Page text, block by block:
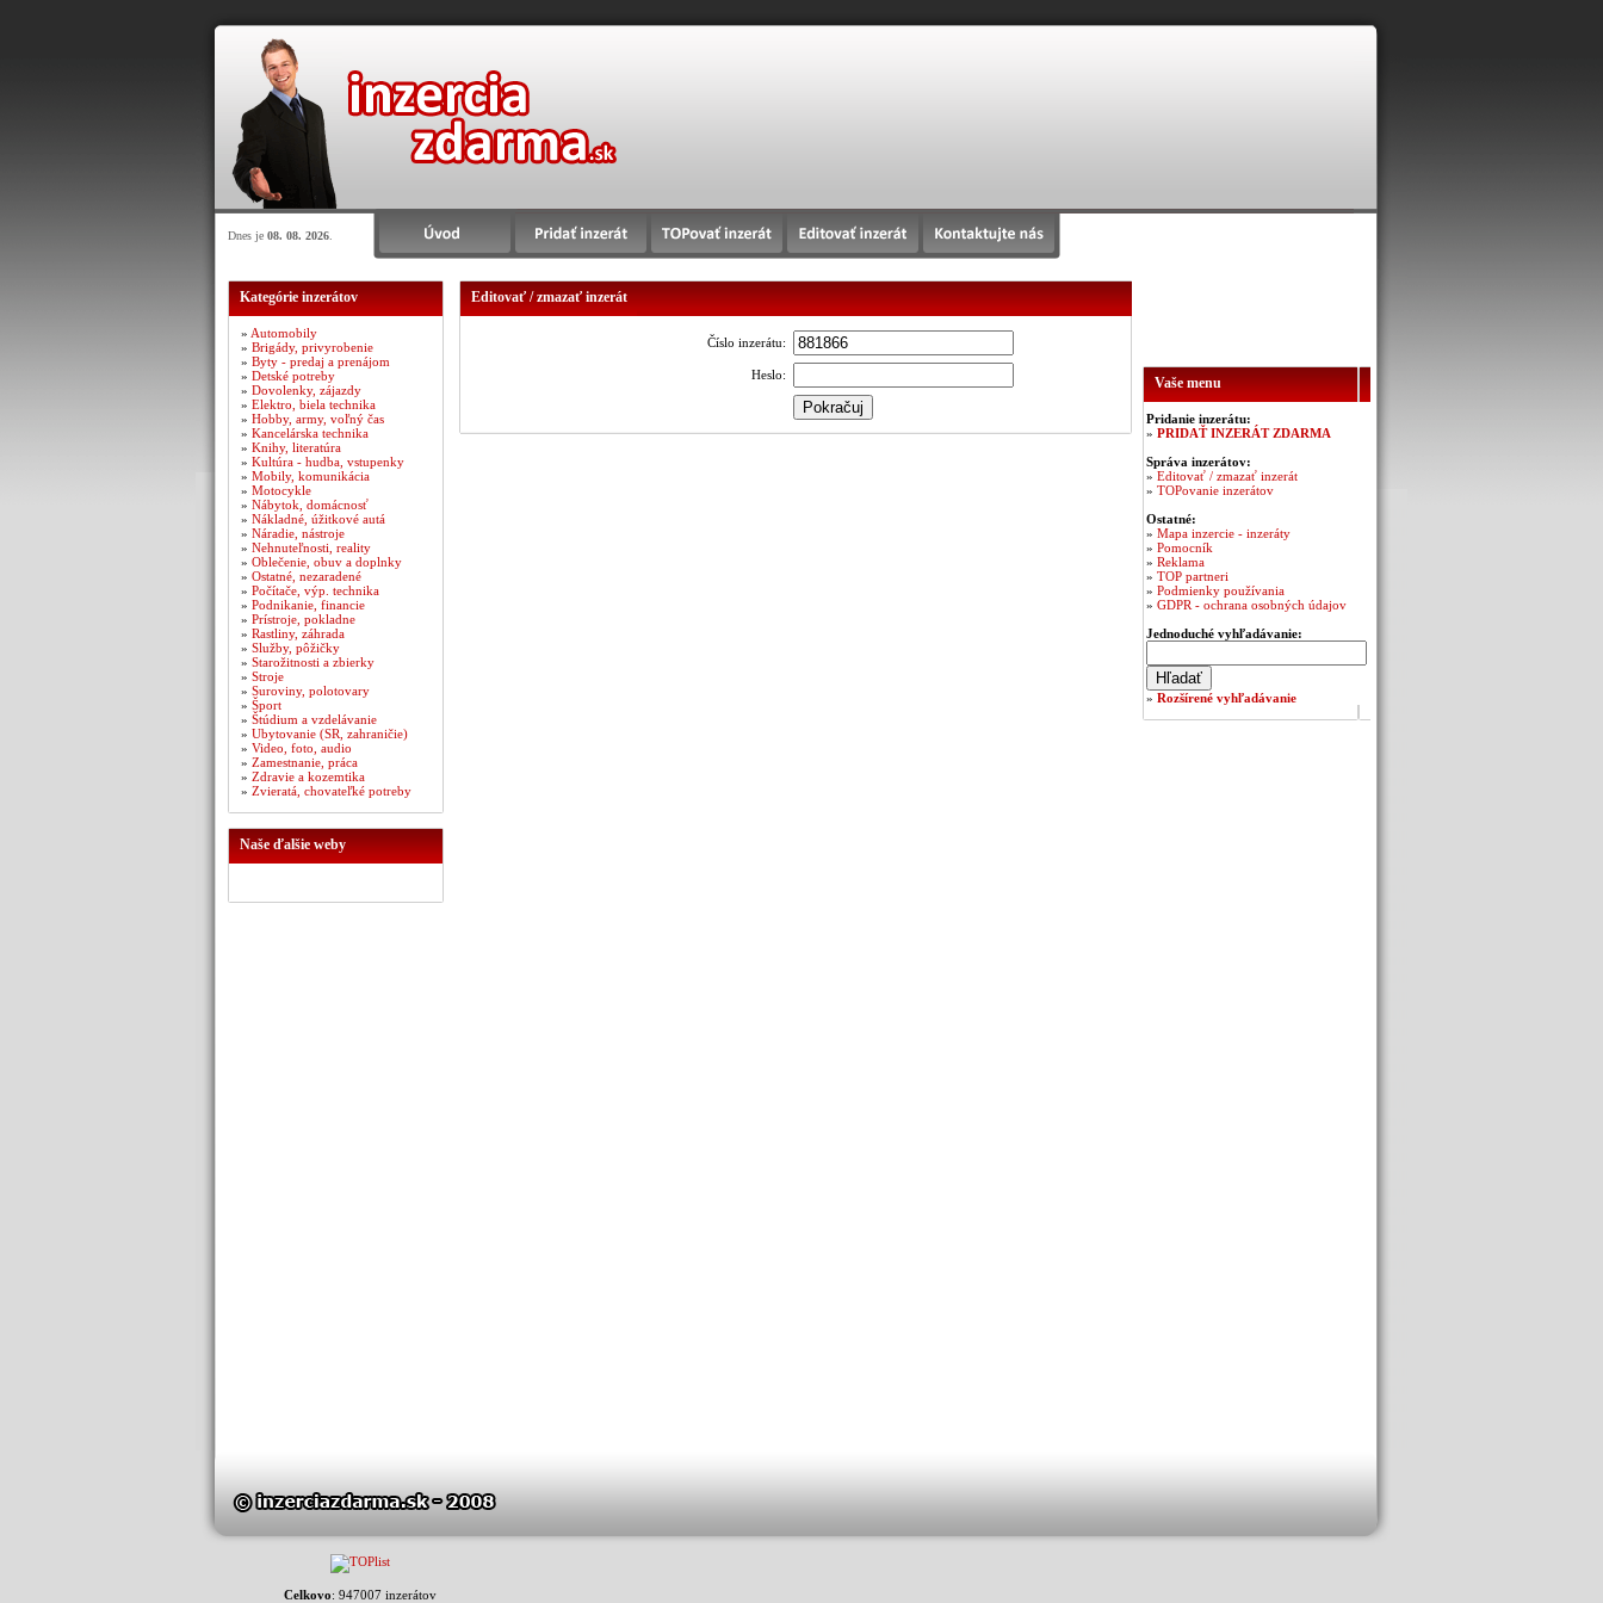
Dnes je 08. 08. 2026
Kategórie inzerátov
» Automobily
» Brigády, privyrobenie
» Byty - predaj a prenájom
» Detské potreby
» Dovolenky, zájazdy
» Elektro, biela technika
» Hobby, army, voľný čas
» Kancelárska technika
» Knihy, literatúra
» Kultúra - hudba, vstupenky
» Mobily, komunikácia
» Motocykle
» Nábytok, domácnosť
» Nákladné, úžitkové autá
» Náradie, nástroje
» Nehnuteľnosti, reality
» Oblečenie, obuv a doplnky
» Ostatné, nezaradené
» Počítače, výp. technika
» Podnikanie, financie
» Prístroje, pokladne
» Rastliny, záhrada
» Služby, pôžičky
» Starožitnosti a zbierky
» Stroje
» Suroviny, polotovary
» Šport
» Štúdium a vzdelávanie
» Ubytovanie (SR, zahraničie)
» Video, foto, audio
» Zamestnanie, práca
» Zdravie a kozemtika
» Zvieratá, chovateľké potreby
Naše ďalšie weby
Editovať / zmazať inzerát
Číslo inzerátu:
Heslo: Vaše menu
Pridanie inzerátu:
» PRIDAŤ INZERÁT ZDARMA
Správa inzerátov:
» Editovať / zmazať inzerát
» TOPovanie inzerátov
Ostatné:
» Mapa inzercie - inzeráty
» Pomocník
» Reklama
» TOP partneri
» Podmienky používania
» GDPR - ochrana osobných údajov
Jednoduché vyhľadávanie:
» Rozšírené vyhľadávanie
Celkovo: 947007 inzerátov